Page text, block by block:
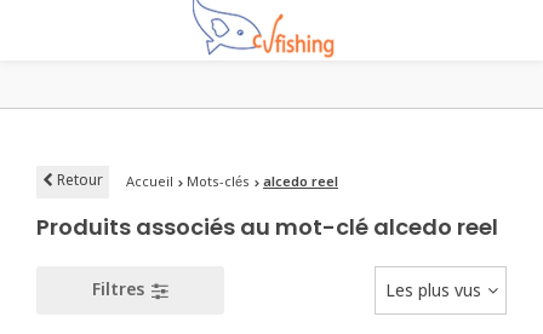
Retour Accueil Mots-clés alcedo reel
Produits associés au mot-clé alcedo reel
Filtres Les plus vus